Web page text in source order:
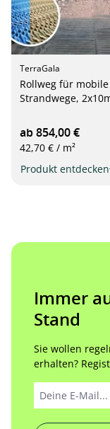
TerraGala
Rollweg für mobile
Strandwege,
ab 854,00 €
42,70 € / m²
Produkt entdecken
Immer
Stand
Sie wollen
erhalten?